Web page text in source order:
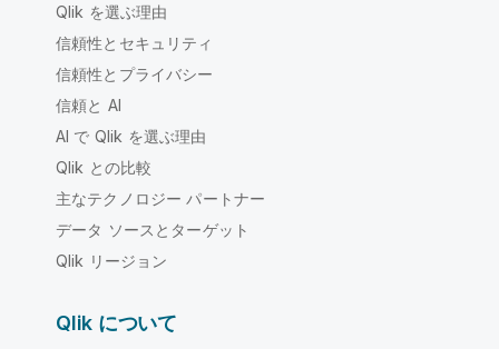
Qlik を選ぶ理由
信頼性とセキュリティ
信頼性とプライバシー
信頼と AI
AI で Qlik を選ぶ理由
Qlik との比較
主なテクノロジー パートナー
データ ソースとターゲット
Qlik リージョン
Qlik について